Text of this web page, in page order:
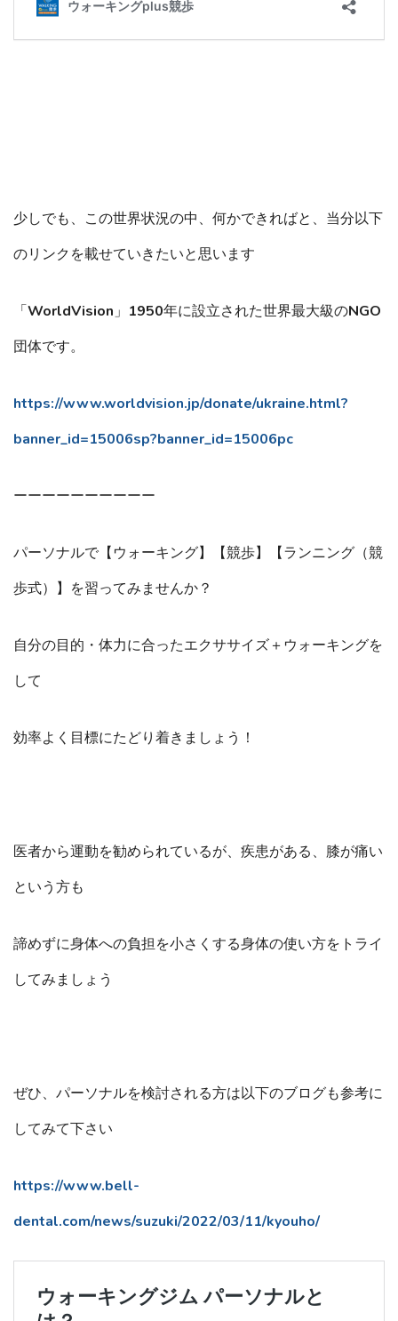
少しでも、この世界状況の中、何かできればと、当分以下
のリンクを載せていきたいと思います
「WorldVision」1950年に設立された世界最大級のNGO
団体です。
https://www.worldvision.jp/donate/ukraine.html?
banner_id=15006sp?banner_id=15006pc
ーーーーーーーーーー
パーソナルで【ウォーキング】【競歩】【ランニング（競
歩式）】を習ってみませんか？
自分の目的・体力に合ったエクササイズ＋ウォーキングを
して
効率よく目標にたどり着きましょう！
医者から運動を勧められているが、疾患がある、膝が痛い
という方も
諦めずに身体への負担を小さくする身体の使い方をトライ
してみましょう
ぜひ、パーソナルを検討される方は以下のブログも参考に
してみて下さい
https://www.bell-
dental.com/news/suzuki/2022/03/11/kyouho/